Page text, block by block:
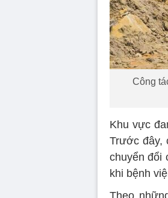
Công
Khu vực
Trước đây,
chuyển đổi
khi bệnh